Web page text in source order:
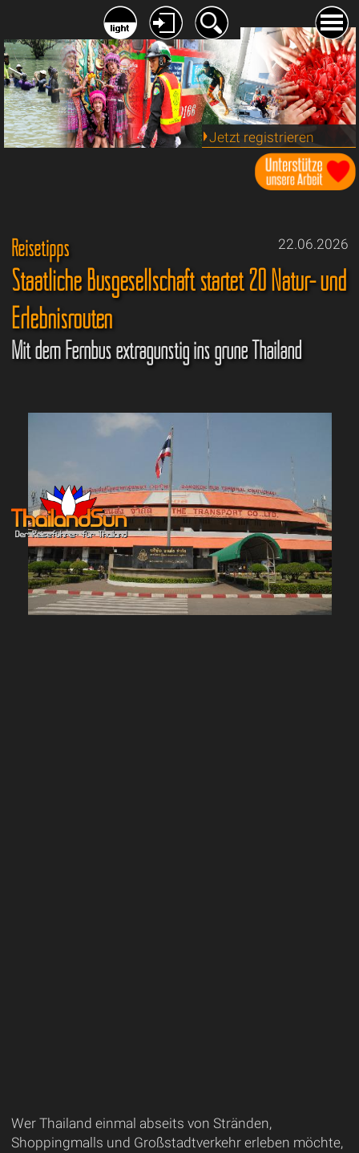
Jetzt registrieren
22.06.2026
Reisetipps
Staatliche Busgesellschaft startet 20 Natur- und
Erlebnisrouten
Mit dem Fernbus extragünstig ins grüne Thailand
Wer Thailand einmal abseits von Stränden,
Shoppingmalls und Großstadtverkehr erleben möchte,